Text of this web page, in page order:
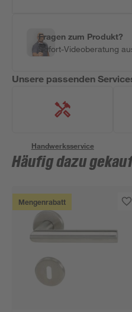
Fragen zum Produkt?
Sofort-Videoberatung
Unsere passenden
Handwerksservice
Häufig dazu
Mengenrabatt